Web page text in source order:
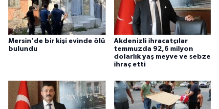
Mersin'de bir kişi evinde ölü
bulundu
Akdenizli ihracatçılar
temmuzda 92,6 milyon
dolarlık yaş meyve ve sebze
ihraç etti